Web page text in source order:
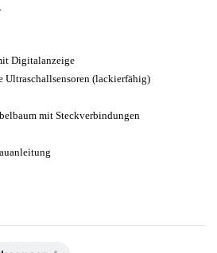
Digitalanzeige
Ultraschallsensoren (lackierfähig)
mit Steckverbindungen